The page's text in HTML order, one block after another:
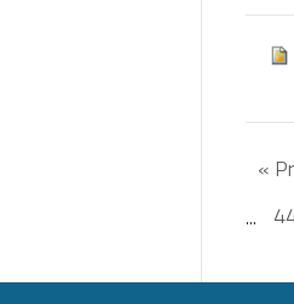
«
...